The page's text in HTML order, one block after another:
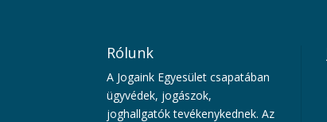
Rólunk
A Jogaink Egyesület csapatában
ügyvédek, jogászok,
joghallgatók tevékenykednek. Az